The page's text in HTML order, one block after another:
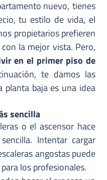
nuevo, tienes
tu estilo de vida, el
propietarios prefieren
la mejor vista. Pero,
en el primer piso de
te damos las
planta baja es una idea
sencilla
o el ascensor hace
Intentar cargar
angostas puede
los profesionales.